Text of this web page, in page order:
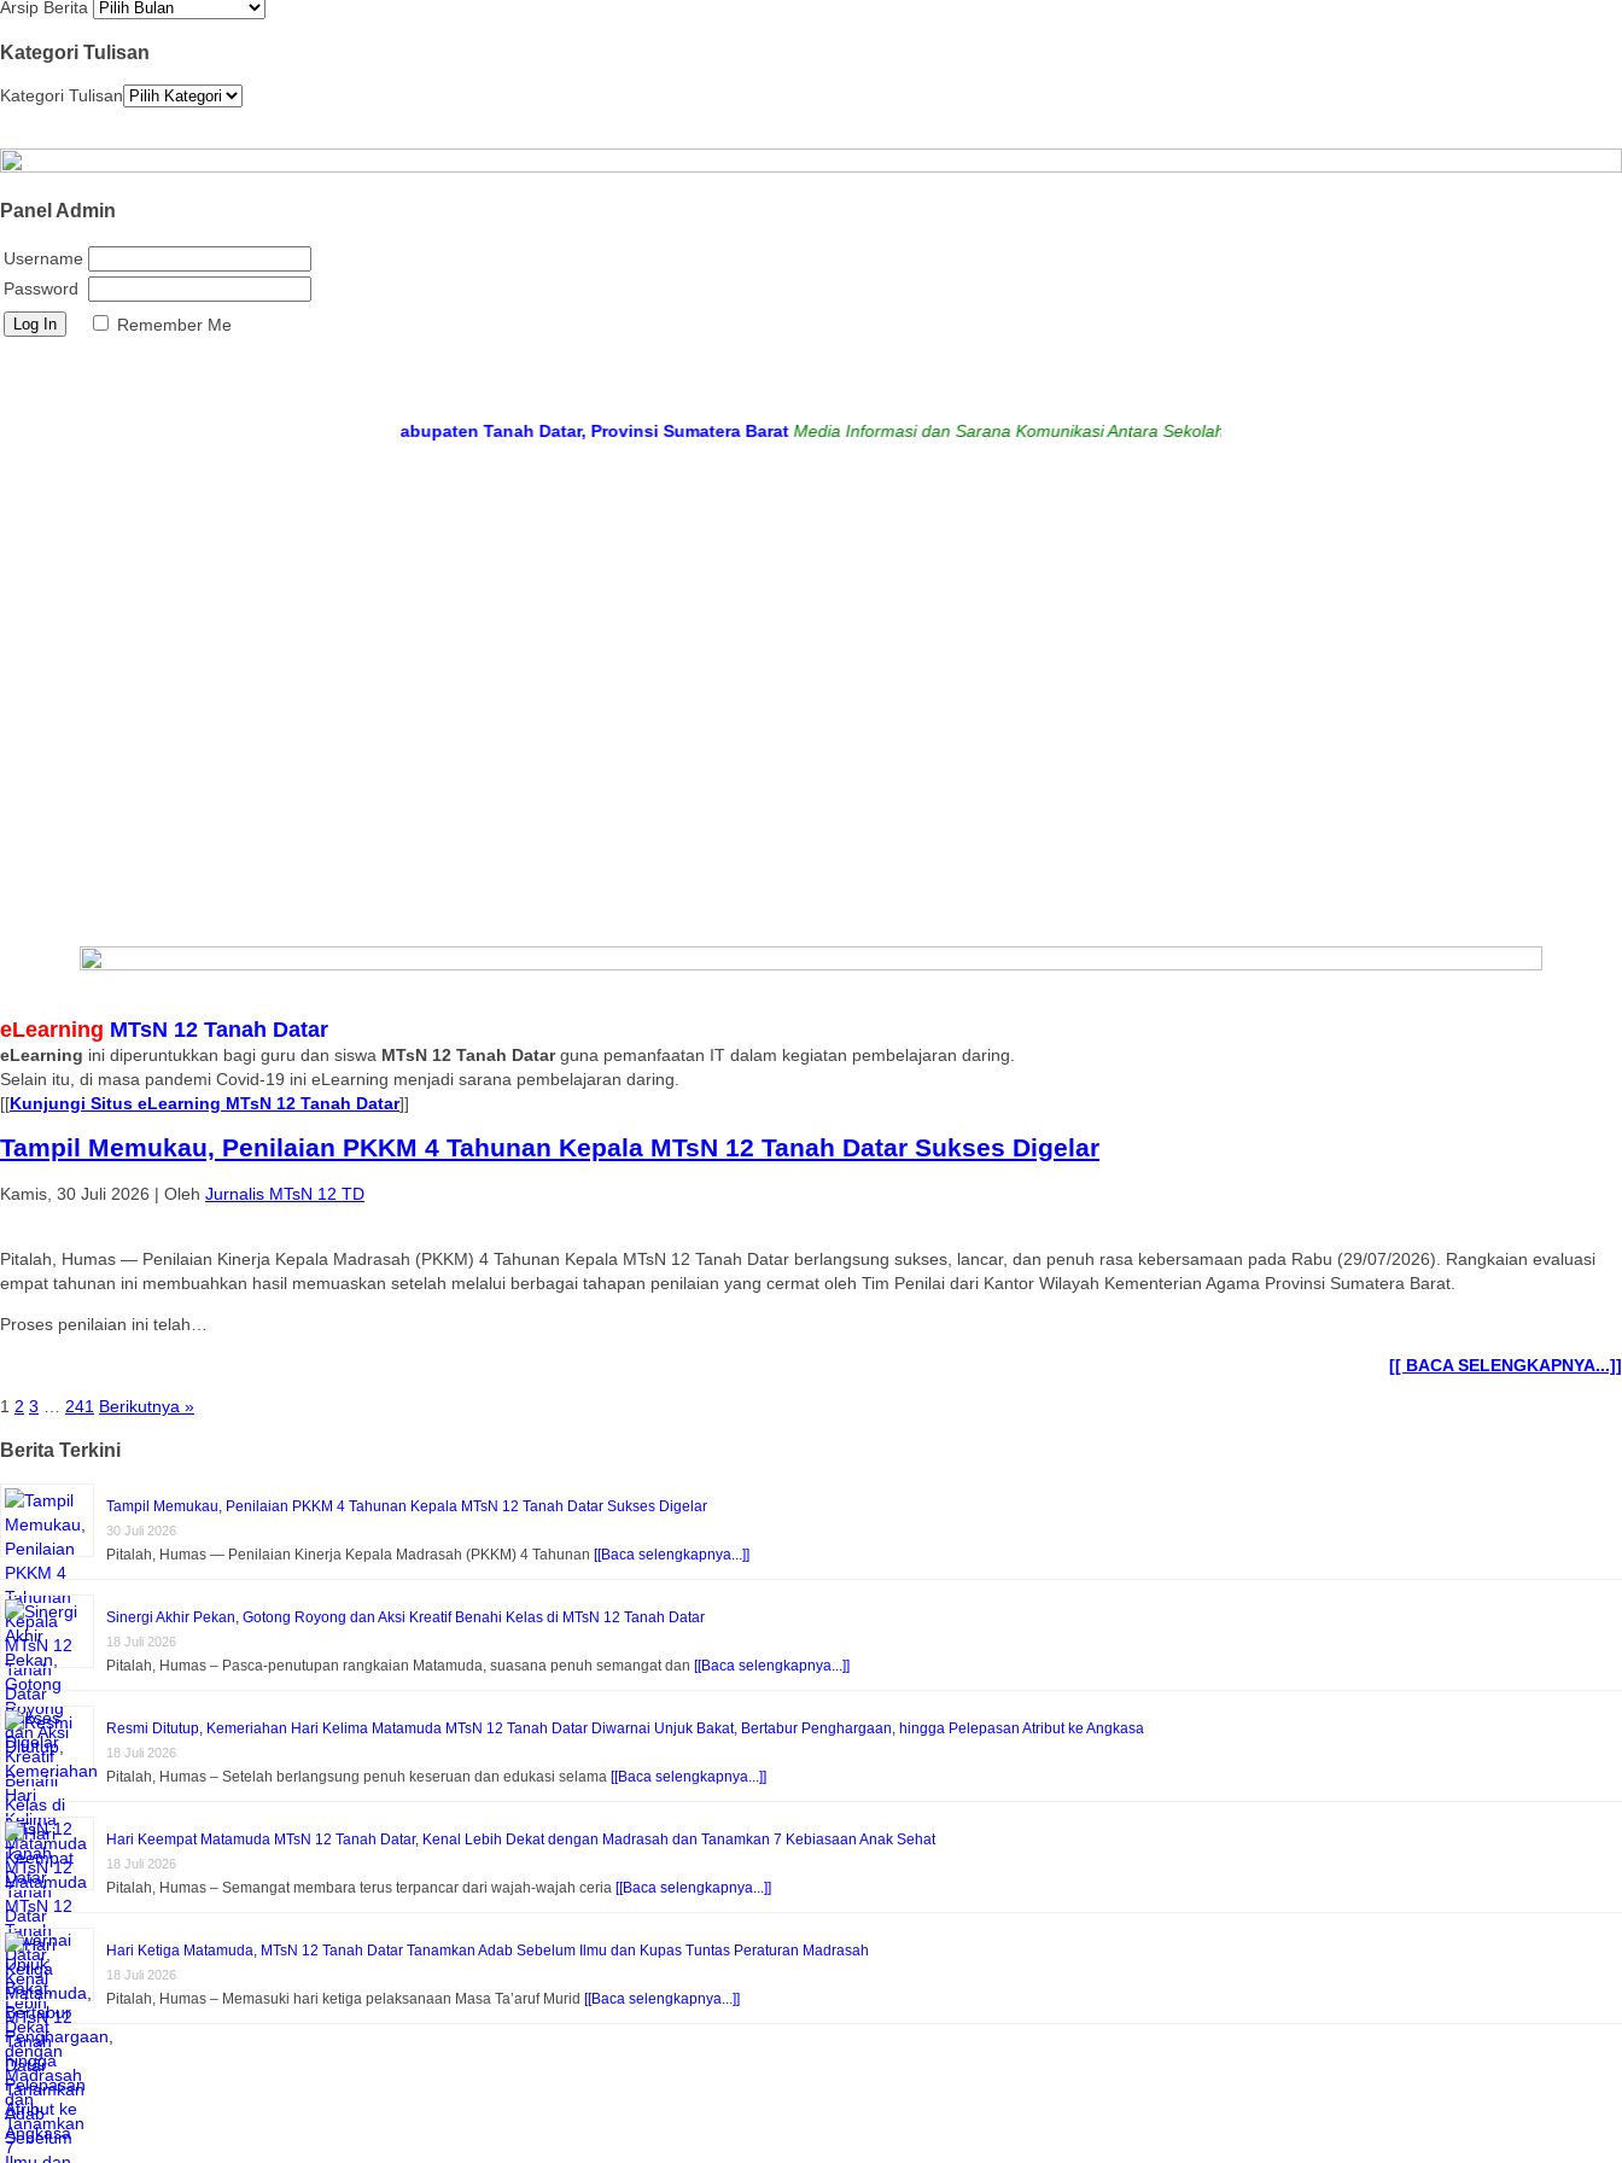
Arsip Berita
Kategori Tulisan
Kategori Tulisan
Panel Admin
Username
Password
Remember Me
MTs Negeri 12 Tanah Datar, Kabupaten Tanah Datar, Provinsi Sumatera Barat Media Informasi dan Sarana Komunikasi Antara Sekolah dengan Masyarakat
eLearning MTsN 12 Tanah Datar
eLearning ini diperuntukkan bagi guru dan siswa MTsN 12 Tanah Datarguna pemanfaatan IT dalam kegiatan pembelajaran daring.
Selain itu, di masa pandemi Covid-19 ini eLearning menjadi sarana pembelajaran daring.
[[Kunjungi Situs eLearning MTsN 12 Tanah Datar]]
Tampil Memukau, Penilaian PKKM 4 Tahunan Kepala MTsN 12 Tanah Datar Sukses Digelar
Kamis, 30 Juli 2026 | Oleh Jurnalis MTsN 12 TD
Pitalah, Humas — Penilaian Kinerja Kepala Madrasah (PKKM) 4 Tahunan Kepala MTsN 12 Tanah Datar berlangsung sukses, lancar, dan penuh rasa kebersamaan pada Rabu (29/07/2026). Rangkaian evaluasi
empat tahunan ini membuahkan hasil memuaskan setelah melalui berbagai tahapan penilaian yang cermat oleh Tim Penilai dari Kantor Wilayah Kementerian Agama Provinsi Sumatera Barat.
Proses penilaian ini telah…
[[ BACA SELENGKAPNYA...]]
1 2 3 241 Berikutnya »
Berita Terkini
Tampil Memukau, Penilaian PKKM 4 Tahunan Kepala MTsN 12 Tanah Datar Sukses Digelar
30 Juli 2026
Pitalah, Humas — Penilaian Kinerja Kepala Madrasah (PKKM) 4 Tahunan [[Baca selengkapnya...]]
Sinergi Akhir Pekan, Gotong Royong dan Aksi Kreatif Benahi Kelas di MTsN 12 Tanah Datar
18 Juli 2026
Pitalah, Humas – Pasca-penutupan rangkaian Matamuda, suasana penuh semangat dan [[Baca selengkapnya...]]
Resmi Ditutup, Kemeriahan Hari Kelima Matamuda MTsN 12 Tanah Datar Diwarnai Unjuk Bakat, Bertabur Penghargaan, hingga Pelepasan Atribut ke Angkasa
18 Juli 2026
Pitalah, Humas – Setelah berlangsung penuh keseruan dan edukasi selama [[Baca selengkapnya...]]
Hari Keempat Matamuda MTsN 12 Tanah Datar, Kenal Lebih Dekat dengan Madrasah dan Tanamkan 7 Kebiasaan Anak Sehat
18 Juli 2026
Pitalah, Humas – Semangat membara terus terpancar dari wajah-wajah ceria [[Baca selengkapnya...]]
Hari Ketiga Matamuda, MTsN 12 Tanah Datar Tanamkan Adab Sebelum Ilmu dan Kupas Tuntas Peraturan Madrasah
18 Juli 2026
Pitalah, Humas – Memasuki hari ketiga pelaksanaan Masa Ta’aruf Murid [[Baca selengkapnya...]]